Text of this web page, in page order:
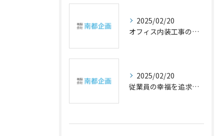
2025/02/20
オフィス内装工事の幸福設計
2025/02/20
従業員の幸福を追求するオフィスの内装アイデア